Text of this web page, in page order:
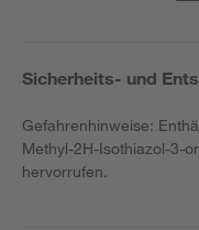
Sicherheits- und
Gefahrenhinweise:
Methyl-2H-Isothiazol-3-
hervorrufen.